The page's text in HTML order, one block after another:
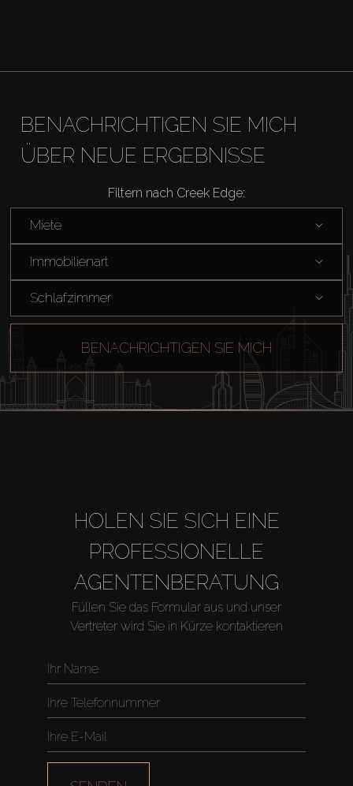
Miete
Verkaufen
Off-Plan
BENACHRICHTIGEN SIE MICH
ÜBER NEUE ERGEBNISSE
Filtern nach Creek Edge:
Miete
Immobilienart
Schlafzimmer
BENACHRICHTIGEN SIE MICH
HOLEN SIE SICH EINE
PROFESSIONELLE
AGENTENBERATUNG
Füllen Sie das Formular aus und unser
Vertreter wird Sie in Kürze kontaktieren